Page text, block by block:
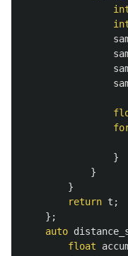
}
}
}
return t ;
};
auto
float